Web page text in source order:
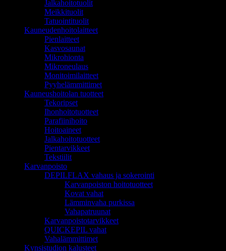
Jalkahoitotuolit
Meikkituolit
Tatuointituolit
Kauneudenhoitolaitteet
Pienlaitteet
Kasvosaunat
Mikrohionta
Mikroneulaus
Monitoimilaitteet
Pyyhelämmittimet
Kauneushoitolan tuotteet
Tekoripset
Ihonhoitotuotteet
Parafiinihoito
Hoitoaineet
Jalkahoitotuotteet
Pientarvikkeet
Tekstiilit
Karvanpoisto
DEPILFLAX vahaus ja sokerointi
Karvanpoiston hoitotuotteet
Kovat vahat
Lämminvaha purkissa
Vahapatruunat
Karvanpoistotarvikkeet
QUICKEPIL vahat
Vahalämmittimet
Kynsistudion kalusteet